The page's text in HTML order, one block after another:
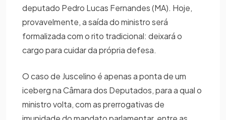
deputado Pedro Lucas Fernandes (MA). Hoje,
provavelmente, a saída do ministro será
formalizada com o rito tradicional: deixará o
cargo para cuidar da própria defesa.
O caso de Juscelino é apenas a ponta de um
iceberg na Câmara dos Deputados, para a qual o
ministro volta, com as prerrogativas de